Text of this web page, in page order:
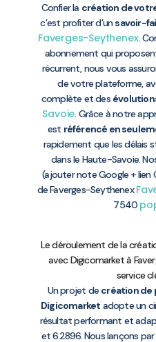
Confier la création de
c’est profiter d’unsavoir-
Faverges-Seythenex.
abonnement qui
récurrent, nous vous
de votre plateforme,
complète et des
Savoie. Grâce à notre
est référencé en
rapidement que les délais
dans le Haute-Savoie.
(ajouter note Google + lien
de Faverges-Seythenex
7540
Le déroulement de la
avec Digicomarket à
service
Un projet de création de
Digicomarket adopte un
résultat performant et
et 6.2896. Nous lançons